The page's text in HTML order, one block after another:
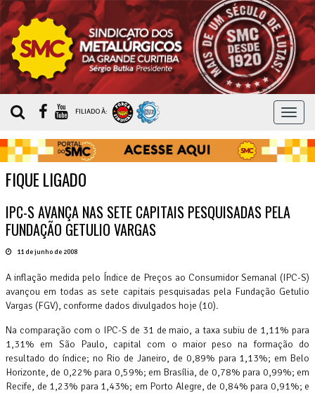
MENU
FILIADO À:
FIQUE LIGADO
IPC-S AVANÇA NAS SETE CAPITAIS PESQUISADAS PELA
FUNDAÇÃO GETULIO VARGAS
11 de junho de 2008
A inflação medida pelo Índice de Preços ao Consumidor Semanal (IPC-S)
avançou em todas as sete capitais pesquisadas pela Fundação Getulio
Vargas (FGV), conforme dados divulgados hoje (10).
Na comparação com o IPC-S de 31 de maio, a taxa subiu de 1,11% para
1,31% em São Paulo, capital com o maior peso na formação do
resultado do índice; no Rio de Janeiro, de 0,89% para 1,13%; em Belo
Horizonte, de 0,22% para 0,59%; em Brasília, de 0,78% para 0,99%; em
Recife, de 1,23% para 1,43%; em Porto Alegre, de 0,84% para 0,91%; e